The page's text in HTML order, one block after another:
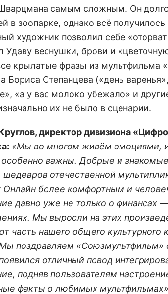
самым сложным. Он долго
в зоопарке, однако всё получилось
художник позволил себе
Удаву веснушки, брови и
крылатые фразы из мультфильма
Бориса Степанцева («день
«а у вас молоко убежало» и
их не было в сценарии.
директор дивизиона
«Мы во многом живём эмоциями,
важны. Добрые и
шедевров отечественной
Онлайн более комфортным и
давно уже не только о финансах
Мы выросли на этих
часть нашего общего культурного
поздравляем
отличный повод
подняв пользователям
факты о любимых